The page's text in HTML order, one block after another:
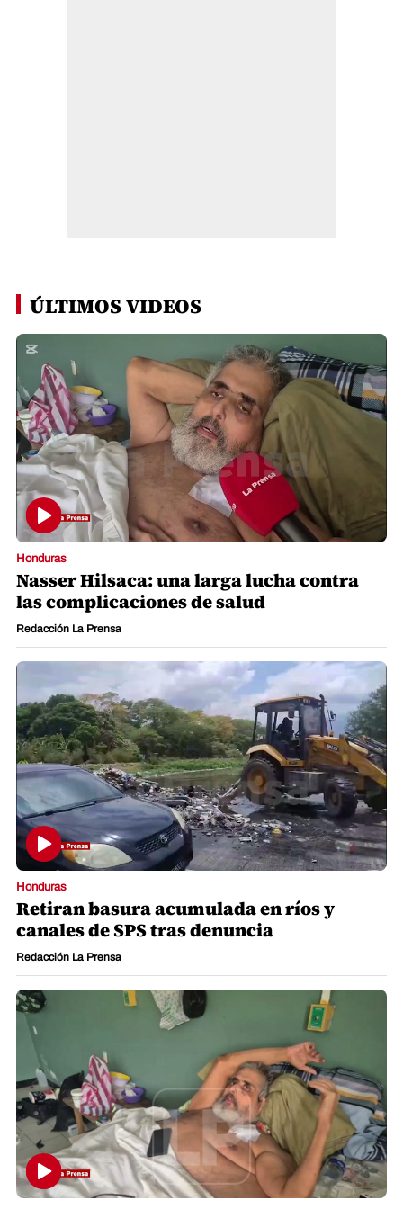
ÚLTIMOS VIDEOS
Honduras
Nasser Hilsaca: una larga lucha contra
las complicaciones de salud
Redacción La Prensa
Honduras
Retiran basura acumulada en ríos y
canales de SPS tras denuncia
Redacción La Prensa